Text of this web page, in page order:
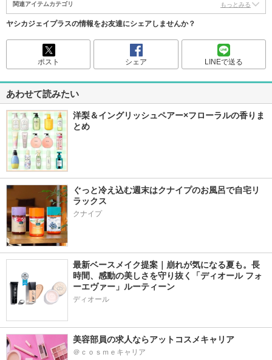
関連アイテムカテゴリ もっとみる
ヤシカジェイプラスの情報をお友達にシェアしませんか？
ポスト シェア LINEで送る
あわせて読みたい
洋梨＆イングリッシュペアー×フローラルの香りま
とめ
ぐっと冷え込む週末はクナイプのお風呂で自宅リ
ラックス
クナイプ
最新ベースメイク提案｜崩れが気になる夏も。長
時間、感動の美しさを守り抜く「ディオール フォ
ーエヴァー」ルーティーン
ディオール
美容部員の求人ならアットコスメキャリア
＠ｃｏｓｍｅキャリア